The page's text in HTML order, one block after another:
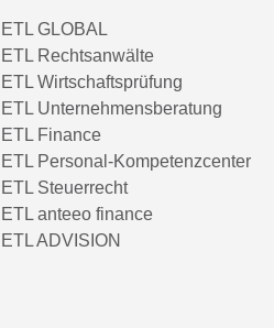
ETL GLOBAL
ETL Rechtsanwälte
ETL Wirtschaftsprüfung
ETL Unternehmensberatung
ETL Finance
ETL Personal-Kompetenzcenter
ETL Steuerrecht
ETL anteeo finance
ETL ADVISION